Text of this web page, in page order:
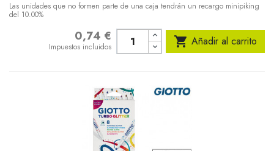
Las unidades que no formen parte de una caja tendrán un recargo minipiking
del 10.00%
0,74 €
Impuestos incluidos  Añadir al carrito